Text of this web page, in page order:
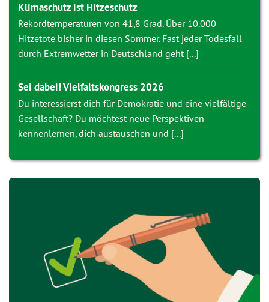
Klimaschutz ist Hitzeschutz
Rekordtemperaturen von 41,8 Grad. Über 10.000
Hitzetote bisher in diesen Sommer. Fast jeder Todesfall
durch Extremwetter in Deutschland geht [...]
Sei dabei! Vielfaltskongress 2026
Du interessierst dich für Demokratie und eine vielfältige
Gesellschaft? Du möchtest neue Perspektiven
kennenlernen, dich austauschen und [...]